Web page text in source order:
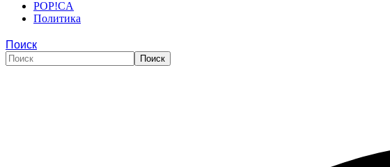
POP!CA
Политика
Поиск